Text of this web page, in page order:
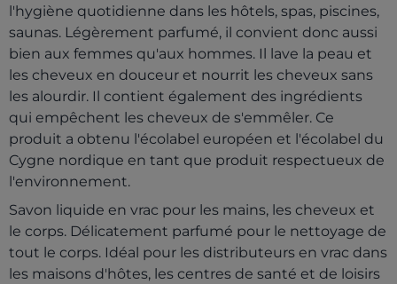
l'hygiène quotidienne dans les hôtels, spas, piscines,
saunas. Légèrement parfumé, il convient donc aussi
bien aux femmes qu'aux hommes. Il lave la peau et
les cheveux en douceur et nourrit les cheveux sans
les alourdir. Il contient également des ingrédients
qui empêchent les cheveux de s'emmêler. Ce
produit a obtenu l'écolabel européen et l'écolabel du
Cygne nordique en tant que produit respectueux de
l'environnement.
Savon liquide en vrac pour les mains, les cheveux et
le corps. Délicatement parfumé pour le nettoyage de
tout le corps. Idéal pour les distributeurs en vrac dans
les maisons d'hôtes, les centres de santé et de loisirs